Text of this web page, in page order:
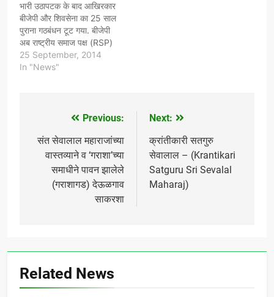
भारी उठापटक के बाद आखिरकार
बीजेपी और शिवसेना का 25 साल
पुराना गठबंधन टूट गया. बीजेपी
अब राष्ट्रीय समाज पक्ष (RSP)
और स्वाभिमानी शेतकारी संगठन
(SSS) जैसी छोटी पार्टियों संग
25 September, 2014
In "News"
navigation
Previous:
संत सेवालाल महाराजांच्या
वास्तव्याने व ‘गराशा’च्या
समाधीने पावन झालेले
(गराशागड) देऊळगाव
साकरशा
Next:
क्रांतीकारी सतगुरु
सेवालाल – (Krantikari
Satguru Sri Sevalal
Maharaj)
Related News